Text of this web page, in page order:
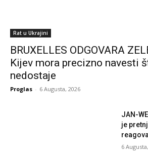
Rat u Ukrajini
BRUXELLES ODGOVARA
Kijev mora precizno navesti
nedostaje
Proglas - 6 Augusta, 2026
JAN-
je
6